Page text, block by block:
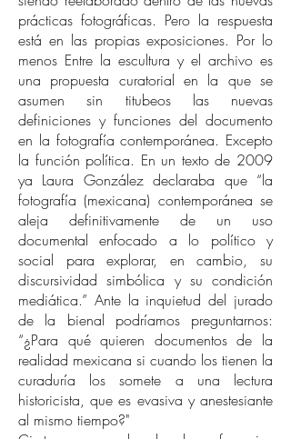
prácticas fotográficas. Pero la respuesta
está en las propias exposiciones. Por lo
menos Entre la escultura y el archivo es
una propuesta curatorial en la que se
asumen sin titubeos las nuevas
definiciones y funciones del documento
en la fotografía contemporánea. Excepto
la función política. En un texto de 2009
ya Laura González declaraba que “la
fotografía (mexicana) contemporánea se
aleja definitivamente de un uso
documental enfocado a lo político y
social para explorar, en cambio, su
discursividad simbólica y su condición
mediática.” Ante la inquietud del jurado
de la bienal podríamos preguntarnos:
“¿Para qué quieren documentos de la
realidad mexicana si cuando los tienen la
curaduría los somete a una lectura
historicista, que es evasiva y anestesiante
al mismo tiempo?"